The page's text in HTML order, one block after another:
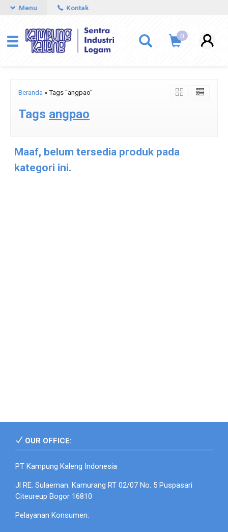
Menu Kontak
0
Beranda »Tags "angpao"
Tags angpao
Maaf, belum tersedia produk pada
kategori ini.
OUR OFFICE:
PT Kampung Kaleng Indonesia
Jl RE. Sulaeman. Kamurang RT 02/07 No. 5 Puspasari
Citeureup Bogor 16810
Pelayanan Konsumen: